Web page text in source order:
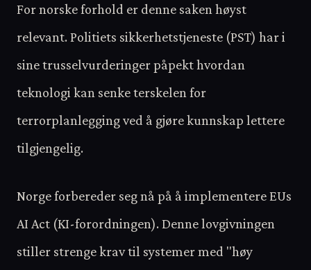
For norske forhold er denne saken høyst
relevant. Politiets sikkerhetstjeneste (PST) har i
sine trusselvurderinger påpekt hvordan
teknologi kan senke terskelen for
terrorplanlegging ved å gjøre kunnskap lettere
tilgjengelig.
Norge forbereder seg nå på å implementere EUs
AI Act (KI-forordningen). Denne lovgivningen
stiller strenge krav til systemer med "høy